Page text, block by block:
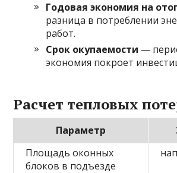
Годовая экономия на
разница в потреблении
работ.
Срок окупаемости —
экономия покроет
Расчет тепловых
Параметр
Площадь оконных
блоков в подъезде